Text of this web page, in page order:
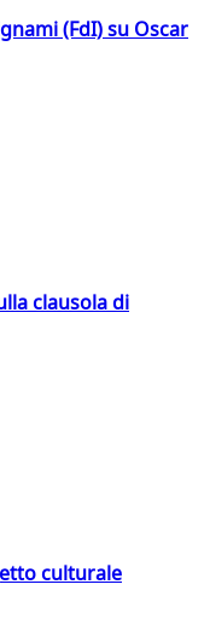
(FdI) su Oscar
clausola di
culturale